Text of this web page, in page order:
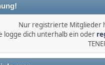
Nur registrierte Mitglieder
logge dich unterhalb ein oder